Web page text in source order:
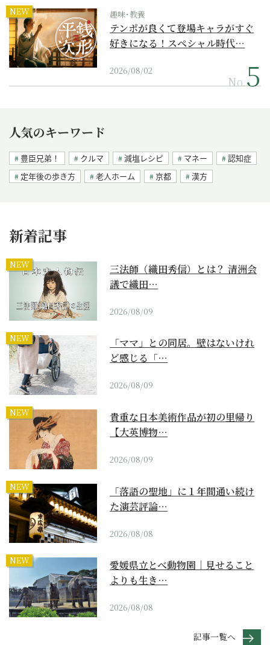
NEW 趣味･教養
テンポが良くて登場キャラがすぐ
好きになる！スペシャル時代…
2026/08/02
No.
人気のキーワード
豊臣兄弟！ クルマ 減塩レシピ マネー
認知症
定年後の歩き方
老人ホーム 京都 漢方
新着記事
NEW
三法師（織田秀信）とは？ 清洲会
議で織田…
2026/08/09
NEW
「ママ」との同居。壁はないけれ
ど感じる「…
2026/08/09
NEW
貴重な日本美術作品が初の里帰り
【大英博物…
2026/08/09
NEW
「落語の聖地」に１年間通い続け
た演芸評論…
2026/08/08
NEW
愛媛県立とべ動物園｜見せること
よりも生き…
2026/08/08
記事一覧へ